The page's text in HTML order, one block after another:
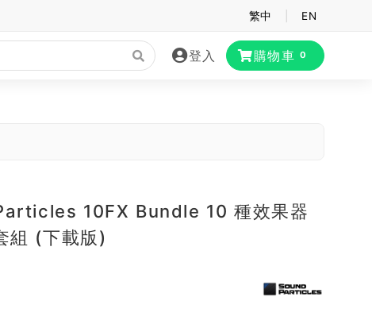
繁中 EN
登入 購物車 0
10FX Bundle 10 種效果器
組 (下載版)